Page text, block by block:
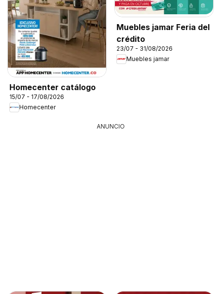
Homecenter catálogo
15/07 - 17/08/2026
Homecenter
Muebles jamar Feria del
crédito
23/07 - 31/08/2026
Muebles jamar
ANUNCIO